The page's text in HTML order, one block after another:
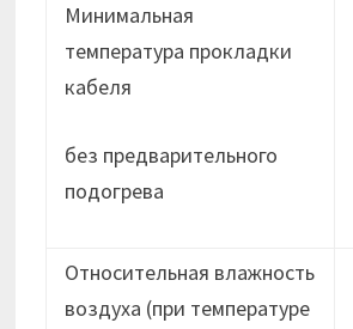
Минимальная
температура прокладки
кабеля
без предварительного
подогрева
Относительная влажность
воздуха (при температуре